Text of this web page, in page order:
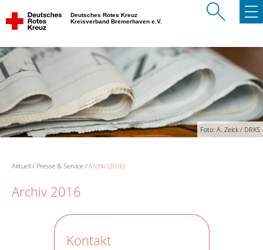
Deutsches Rotes Kreuz
Kreisverband Bremerhaven e.V.
Foto: A. Zelck / DRKS
Aktuell Presse & Service Archiv (2016)
Archiv 2016
Kontakt